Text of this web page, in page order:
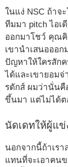
ในแง่ NSC ถ้าจ
ทีมมา pitch ไอเ
ออกมาโชว์ คุณคิ
เขานำเสนอออ
ปัญหาให้ใครสัก
ได้และเขายอมจ่
รดักส์ ผมว่านั่นคื
ขึ้นมา แต่ไม่ได้ต
นัดเดทให้ผู้แ
นอกจากนี้ถ้าเร
แทนที่จะเอาคน